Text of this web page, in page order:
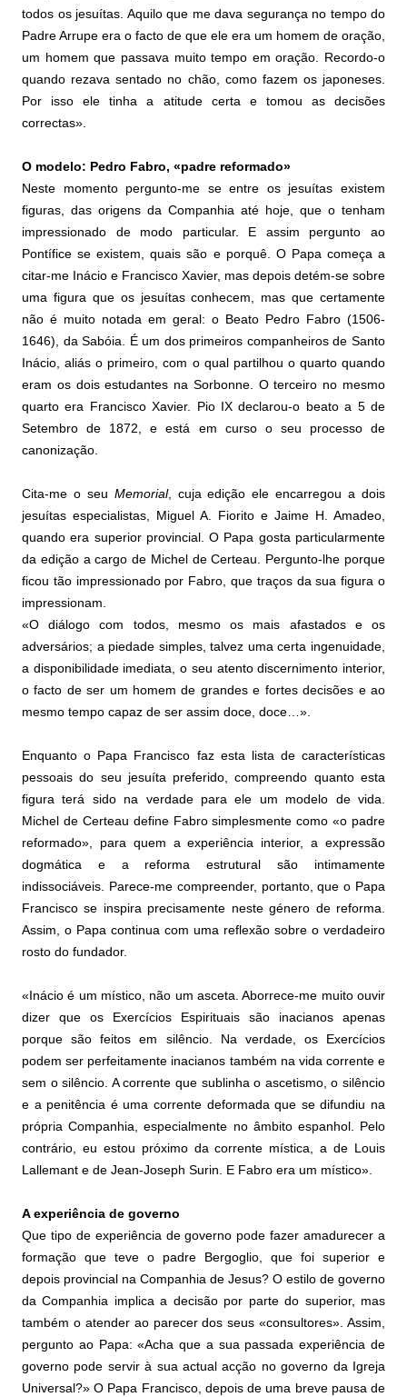
todos os jesuítas. Aquilo que me dava segurança no tempo do
Padre Arrupe era o facto de que ele era um homem de oração,
um homem que passava muito tempo em oração. Recordo-o
quando rezava sentado no chão, como fazem os japoneses.
Por isso ele tinha a atitude certa e tomou as decisões
correctas».
O modelo: Pedro Fabro, «padre reformado»
Neste momento pergunto-me se entre os jesuítas existem
figuras, das origens da Companhia até hoje, que o tenham
impressionado de modo particular. E assim pergunto ao
Pontífice se existem, quais são e porquê. O Papa começa a
citar-me Inácio e Francisco Xavier, mas depois detém-se sobre
uma figura que os jesuítas conhecem, mas que certamente
não é muito notada em geral: o Beato Pedro Fabro (1506-
1646), da Sabóia. É um dos primeiros companheiros de Santo
Inácio, aliás o primeiro, com o qual partilhou o quarto quando
eram os dois estudantes na Sorbonne. O terceiro no mesmo
quarto era Francisco Xavier. Pio IX declarou-o beato a 5 de
Setembro de 1872, e está em curso o seu processo de
canonização.
Cita-me o seu Memorial, cuja edição ele encarregou a dois
jesuítas especialistas, Miguel A. Fiorito e Jaime H. Amadeo,
quando era superior provincial. O Papa gosta particularmente
da edição a cargo de Michel de Certeau. Pergunto-lhe porque
ficou tão impressionado por Fabro, que traços da sua figura o
impressionam.
«O diálogo com todos, mesmo os mais afastados e os
adversários; a piedade simples, talvez uma certa ingenuidade,
a disponibilidade imediata, o seu atento discernimento interior,
o facto de ser um homem de grandes e fortes decisões e ao
mesmo tempo capaz de ser assim doce, doce…».
Enquanto o Papa Francisco faz esta lista de características
pessoais do seu jesuíta preferido, compreendo quanto esta
figura terá sido na verdade para ele um modelo de vida.
Michel de Certeau define Fabro simplesmente como «o padre
reformado», para quem a experiência interior, a expressão
dogmática e a reforma estrutural são intimamente
indissociáveis. Parece-me compreender, portanto, que o Papa
Francisco se inspira precisamente neste género de reforma.
Assim, o Papa continua com uma reflexão sobre o verdadeiro
rosto do fundador.
«Inácio é um místico, não um asceta. Aborrece-me muito ouvir
dizer que os Exercícios Espirituais são inacianos apenas
porque são feitos em silêncio. Na verdade, os Exercícios
podem ser perfeitamente inacianos também na vida corrente e
sem o silêncio. A corrente que sublinha o ascetismo, o silêncio
e a penitência é uma corrente deformada que se difundiu na
própria Companhia, especialmente no âmbito espanhol. Pelo
contrário, eu estou próximo da corrente mística, a de Louis
Lallemant e de Jean-Joseph Surin. E Fabro era um místico».
A experiência de governo
Que tipo de experiência de governo pode fazer amadurecer a
formação que teve o padre Bergoglio, que foi superior e
depois provincial na Companhia de Jesus? O estilo de governo
da Companhia implica a decisão por parte do superior, mas
também o atender ao parecer dos seus «consultores». Assim,
pergunto ao Papa: «Acha que a sua passada experiência de
governo pode servir à sua actual acção no governo da Igreja
Universal?» O Papa Francisco, depois de uma breve pausa de